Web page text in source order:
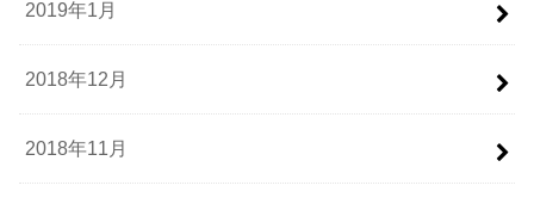
2019年1月
2018年12月
2018年11月